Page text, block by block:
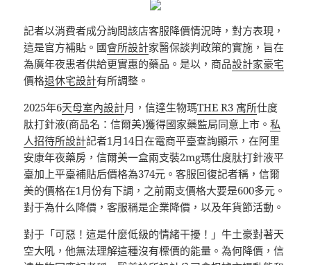
記者以消費者成分詢問該店客服降價情況時，對方表現，
這是官方補貼。國會所設計家醫保談判政策的實施，旨在
為廣年夜患者供給更實惠的藥品。是以，商品設計家豪宅
價格退休宅設計有所調整。
2025年6天母室內設計月，信達生物瑪THE R3 寓所仕度
肽打針液(商品名：信爾美)獲得國家藥監局同意上市。私
人招待所設計記者1月14日在電商平臺查詢顯示，在阿里
安康年夜藥房，信爾美一盒兩支裝2mg瑪仕度肽打針液平
臺加上平臺補貼后價格為374元。客服回復記者稱，信爾
美的價格在1月份有下調，之前兩支價格大要是600多元。
對于為什么降價，客服稱是企業降價，以及年貨節活動。
對于「可惡！這是什麼低級的情緒干擾！」牛土豪對著天
空大吼，他無法理解這種沒有標價的能量。為何降價，信